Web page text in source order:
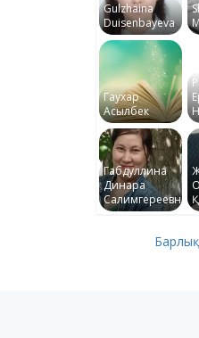
Gulzhaina
Duisenbayeva
Гаухар
Асылбек
Габдуллина
Динара
Салимгереевна